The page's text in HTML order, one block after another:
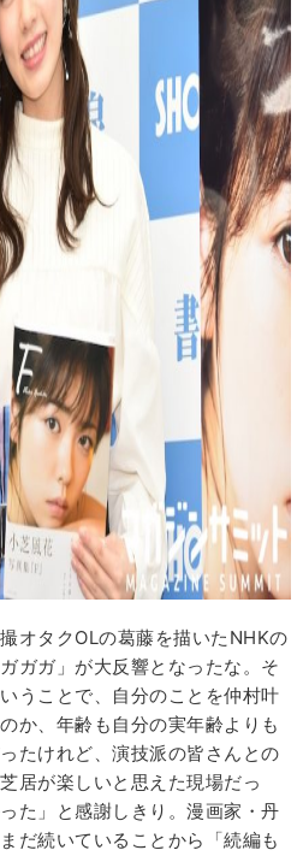
オタクOLの葛藤を描いたNHKの
ガガ」が大反響となったな。そ
うことで、自分のことを仲村叶
か、年齢も自分の実年齢よりも
たけれど、演技派の皆さんとの
居が楽しいと思えた現場だっ
た」と感謝しきり。漫画家・丹
だ続いていることから「続編も